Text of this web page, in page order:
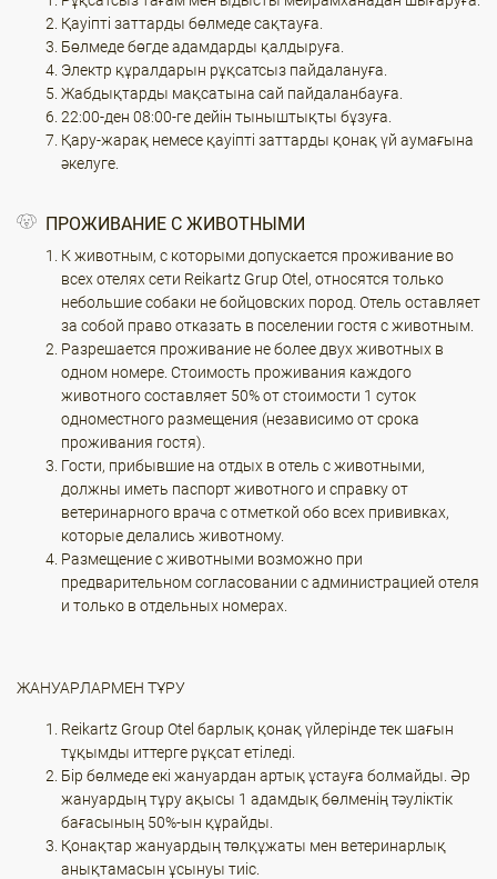
Қауіпті заттарды бөлмеде сақтауға.
Бөлмеде бөгде адамдарды қалдыруға.
Электр құралдарын рұқсатсыз пайдалануға.
Жабдықтарды мақсатына сай пайдаланбауға.
22:00-ден 08:00-ге дейін тыныштықты бұзуға.
Қару-жарақ немесе қауіпті заттарды қонақ үй аумағына
әкелуге.
ПРОЖИВАНИЕ С ЖИВОТНЫМИ
К животным, с которыми допускается проживание во
всех отелях сети Reikartz Grup Otel, относятся только
небольшие собаки не бойцовских пород. Отель оставляет
за собой право отказать в поселении гостя с животным.
Разрешается проживание не более двух животных в
одном номере. Стоимость проживания каждого
животного составляет 50% от стоимости 1 суток
одноместного размещения (независимо от срока
проживания гостя).
Гости, прибывшие на отдых в отель с животными,
должны иметь паспорт животного и справку от
ветеринарного врача с отметкой обо всех прививках,
которые делались животному.
Размещение с животными возможно при
предварительном согласовании с администрацией отеля
и только в отдельных номерах.
ЖАНУАРЛАРМЕН ТҰРУ
Reikartz Group Otel барлық қонақ үйлерінде тек шағын
тұқымды иттерге рұқсат етіледі.
Бір бөлмеде екі жануардан артық ұстауға болмайды. Әр
жануардың тұру ақысы 1 адамдық бөлменің тәуліктік
бағасының 50%-ын құрайды.
Қонақтар жануардың төлқұжаты мен ветеринарлық
анықтамасын ұсынуы тиіс.